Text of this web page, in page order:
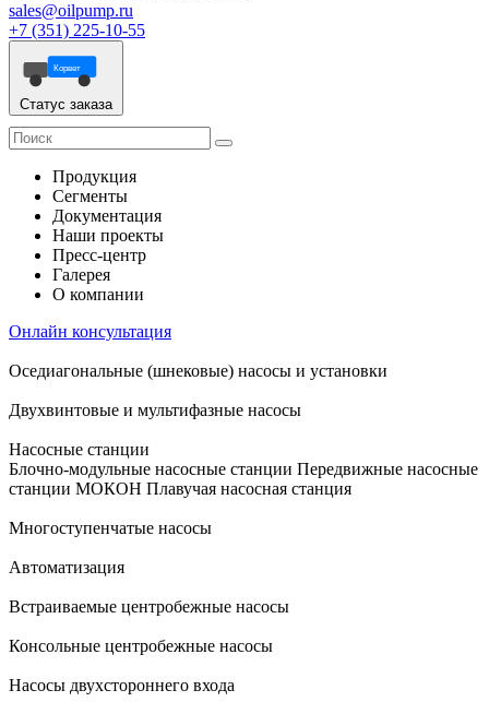
sales@oilpump.ru
+7 (351) 225-10-55
Корвет
Статус заказа
Продукция
Сегменты
Документация
Наши проекты
Пресс-центр
Галерея
О компании
Онлайн консультация
Оседиагональные (шнековые) насосы и установки
Двухвинтовые и мультифазные насосы
Насосные станции
Блочно-модульные насосные станции Передвижные насосные
станции МОКОН Плавучая насосная станция
Многоступенчатые насосы
Автоматизация
Встраиваемые центробежные насосы
Консольные центробежные насосы
Насосы двухстороннего входа